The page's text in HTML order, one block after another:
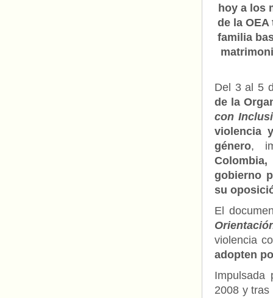
hoy a los
de la OEA
familia
Del 3 al 5
de la
con
violencia
género,
gobierno
su
El
violencia
adopten
Impulsada
2008 y